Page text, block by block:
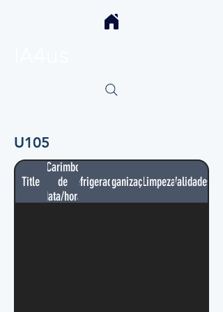
U105
Title
Carimbo
de
data/hora
RefrigeradorOrganizaçãoLimpezaValidades